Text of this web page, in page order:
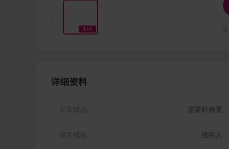
1/4
详细资料
买车情况： 需要时购置
是否残疾： 残疾人